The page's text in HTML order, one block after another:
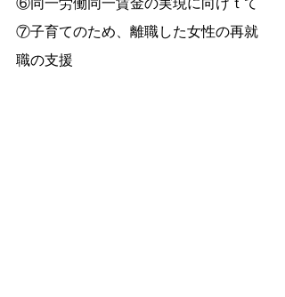
⑦子育てのため、離職した女性の再就
職の支援